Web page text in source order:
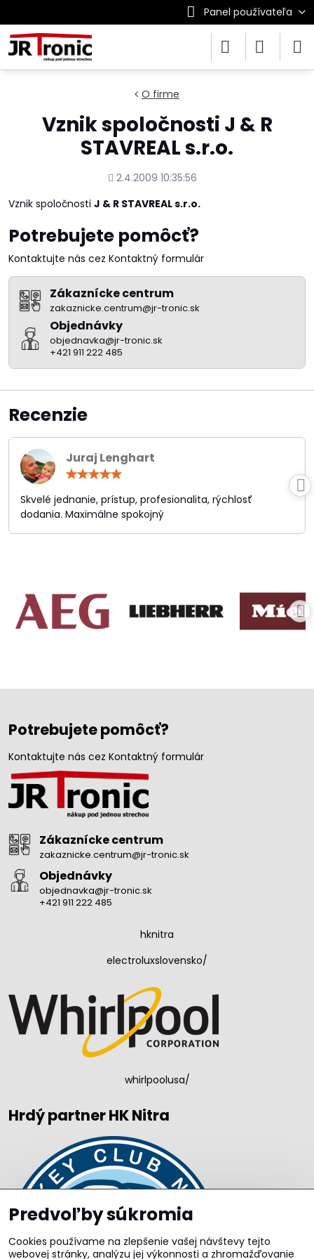
Panel používateľa
O firme
Vznik spoločnosti J & R
STAVREAL s.r.o.
Pridané
2.4.2009 10:35:56
Vznik spoločnosti J & R STAVREAL s.r.o.
Potrebujete pomôcť?
Kontaktujte nás cez Kontaktný formulár
Zákaznícke centrum
zakaznicke.centrum@jr-tronic.sk
Objednávky
objednavka@jr-tronic.sk
+421 911 222 485
Recenzie
Juraj Lenghart
/
5
Skvelé jednanie, prístup, profesionalita, rýchlosť
dodania. Maximálne spokojný
Potrebujete pomôcť?
Kontaktujte nás cez Kontaktný formulár
Zákaznícke centrum
zakaznicke.centrum@jr-tronic.sk
Objednávky
objednavka@jr-tronic.sk
+421 911 222 485
hknitra
electroluxslovensko/
whirlpoolusa/
Hrdý partner HK Nitra
Predvoľby súkromia
Cookies používame na zlepšenie vašej návštevy tejto
webovej stránky, analýzu jej výkonnosti a zhromažďovanie